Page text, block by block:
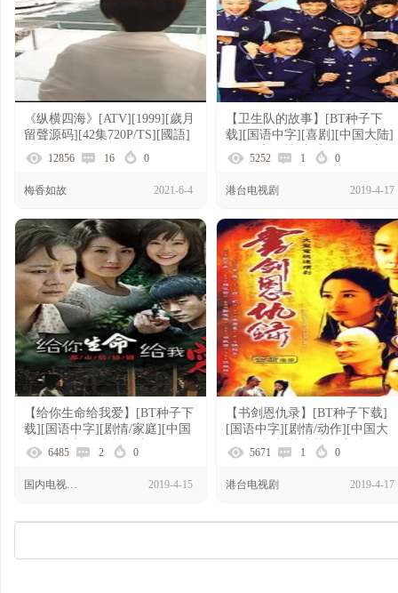
《纵横四海》[ATV][1999][歲月
留聲源码][42集720P/TS][國語]
[每集约700M][HD][28.89GB]
12856 16 0
梅香如故 2021-6-4
【卫生队的故事】[BT种子下
载][国语中字][喜剧][中国大陆]
[闫妮/高亚麟/张乔玫][720P高
清]
5252 1 0
港台电视剧 2019-4-17
【给你生命给我爱】[BT种子下
载][国语中字][剧情/家庭][中国
大陆][林申/马晓灿/周毅][720P
高清]
6485 2 0
国内电视剧资源 2019-4-15
【书剑恩仇录】[BT种子下载]
[国语中字][剧情/动作][中国大
陆][赵文卓/关咏荷/吕良伟]
[720P高清]
5671 1 0
港台电视剧 2019-4-17